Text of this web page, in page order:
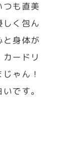
も直美
く包ん
身体が
ードリ
ゃん！
です。